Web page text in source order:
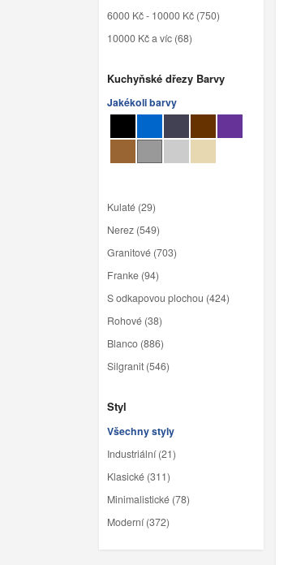
6000 Kč - 10000 Kč (750)
10000 Kč a víc (68)
Kuchyňské dřezy Barvy
Jakékoli barvy
Kulaté (29)
Nerez (549)
Granitové (703)
Franke (94)
S odkapovou plochou (424)
Rohové (38)
Blanco (886)
Silgranit (546)
Styl
Všechny styly
Industriální (21)
Klasické (311)
Minimalistické (78)
Moderní (372)